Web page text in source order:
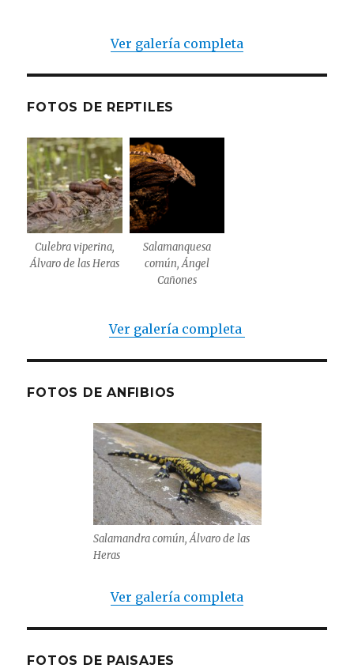
Ver galería completa
FOTOS DE REPTILES
Culebra viperina,
Álvaro de las Heras
Salamanquesa
común, Ángel
Cañones
Ver galería completa
FOTOS DE ANFIBIOS
Salamandra común, Álvaro de las
Heras
Ver galería completa
FOTOS DE PAISAJES